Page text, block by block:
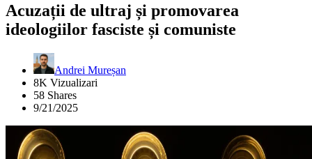
Acuzații de ultraj și promovarea
ideologiilor fasciste și comuniste
Andrei Mureșan
8K Vizualizari
58 Shares
9/21/2025